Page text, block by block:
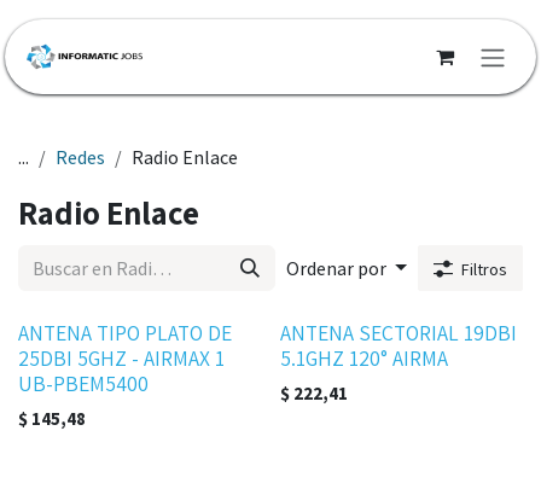
Ir al contenido
... Redes Radio Enlace
Radio Enlace
Ordenar por Filtros
ANTENA TIPO PLATO DE
25DBI 5GHZ - AIRMAX 1
UB-PBEM5400
$ 145,48
ANTENA SECTORIAL 19DBI
5.1GHZ 120° AIRMA
$ 222,41